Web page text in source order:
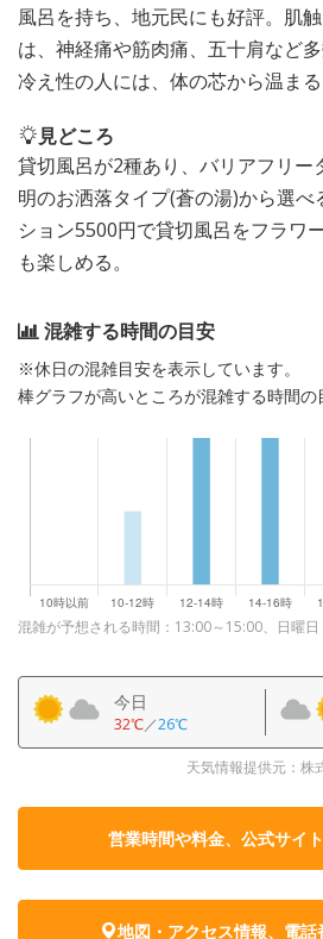
風呂を持ち、地元民にも好評。肌
は、神経痛や筋肉痛、五十肩など
冷え性の人には、体の芯から温まる
見どころ
貸切風呂が2種あり、バリアフリー
明のお洒落タイプ(蒼の湯)から選
ション5500円で貸切風呂をフラワ
も楽しめる。
混雑する時間の目安
※休日の混雑目安を表示しています。
棒グラフが高いところが混雑する時間の
混雑が予想される時間：13:00～15:00、日曜日
今日
32℃／26℃
天気情報提供元：株
営業時間や料金、公式サイ
地図・アクセス情報、電話